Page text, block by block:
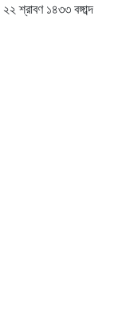
২২ শ্রাবণ ১৪৩৩বঙ্গাব্দ